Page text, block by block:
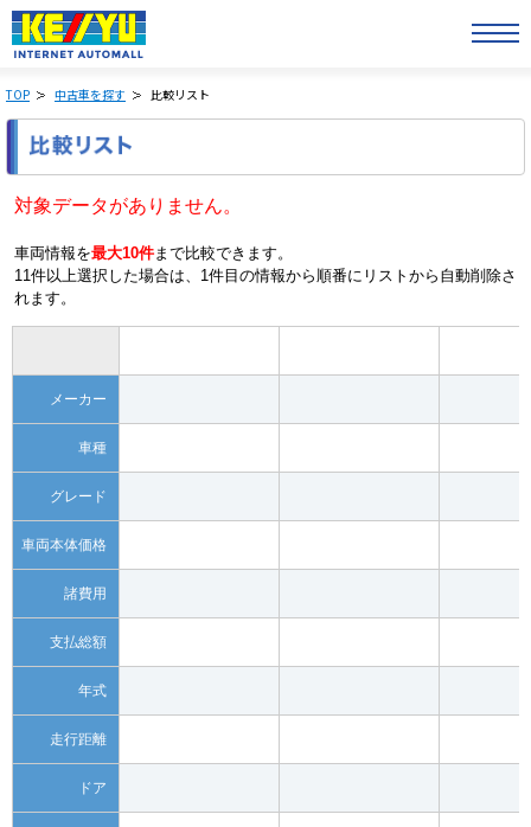
TOP 中古車を探す 比較リスト
対象データがありません。
車両情報を最大10件まで比較できます。
11件以上選択した場合は、1件目の情報から順番にリストから自動削除さ
れます。
メーカー
車種
グレード
車両本体価格
諸費用
支払総額
年式
走行距離
ドア